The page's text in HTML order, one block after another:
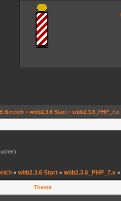
Bereich » wbb2.3.6 Start » wbb2.3.6_PHP_7.x
» wbb2.3.6 Start » wbb2.3.6_PHP_7.x
Thema